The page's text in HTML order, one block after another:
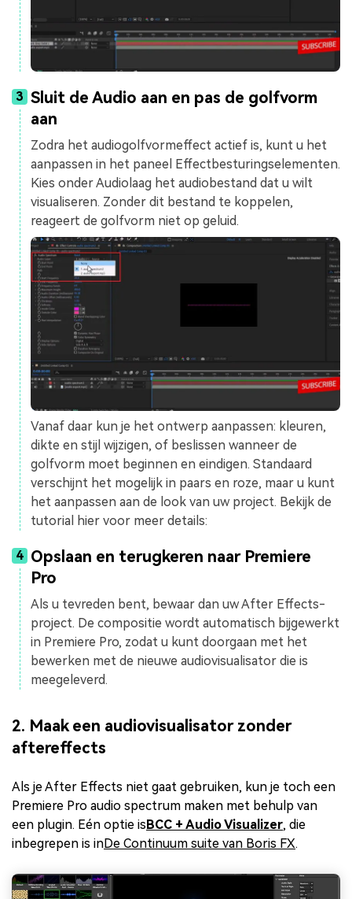
3 Sluit de Audio aan en pas de golfvorm
aan
Zodra het audiogolfvormeffect actief is, kunt u het
aanpassen in het paneel Effectbesturingselementen.
Kies onder Audiolaag het audiobestand dat u wilt
visualiseren. Zonder dit bestand te koppelen,
reageert de golfvorm niet op geluid.
Vanaf daar kun je het ontwerp aanpassen: kleuren,
dikte en stijl wijzigen, of beslissen wanneer de
golfvorm moet beginnen en eindigen. Standaard
verschijnt het mogelijk in paars en roze, maar u kunt
het aanpassen aan de look van uw project. Bekijk de
tutorial hier voor meer details:
4 Opslaan en terugkeren naar Premiere
Pro
Als u tevreden bent, bewaar dan uw After Effects-
project. De compositie wordt automatisch bijgewerkt
in Premiere Pro, zodat u kunt doorgaan met het
bewerken met de nieuwe audiovisualisator die is
meegeleverd.
2. Maak een audiovisualisator zonder
aftereffects
Als je After Effects niet gaat gebruiken, kun je toch een
Premiere Pro audio spectrum maken met behulp van
een plugin. Eén optie is BCC + Audio Visualizer, die
inbegrepen is inDe Continuum suite van Boris FX.